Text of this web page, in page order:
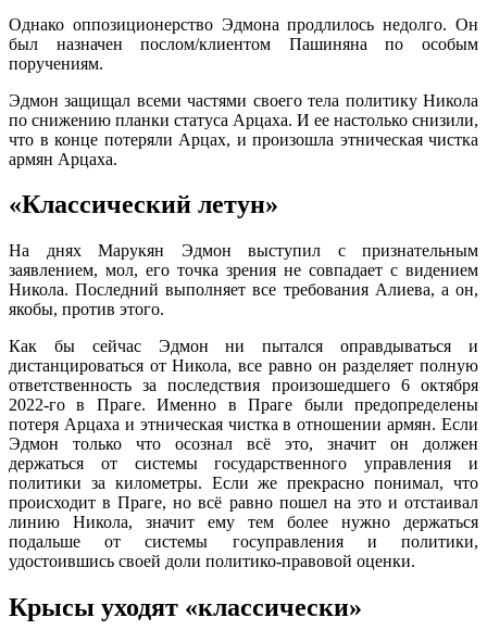
Однако оппозиционерство Эдмона продлилось недолго. Он
был назначен послом/клиентом Пашиняна по особым
поручениям.
Эдмон защищал всеми частями своего тела политику Никола
по снижению планки статуса Арцаха. И ее настолько снизили,
что в конце потеряли Арцах, и произошла этническая чистка
армян Арцаха.
«Классический летун»
На днях Марукян Эдмон выступил с признательным
заявлением, мол, его точка зрения не совпадает с видением
Никола. Последний выполняет все требования Алиева, а он,
якобы, против этого.
Как бы сейчас Эдмон ни пытался оправдываться и
дистанцироваться от Никола, все равно он разделяет полную
ответственность за последствия произошедшего 6 октября
2022-го в Праге. Именно в Праге были предопределены
потеря Арцаха и этническая чистка в отношении армян. Если
Эдмон только что осознал всё это, значит он должен
держаться от системы государственного управления и
политики за километры. Если же прекрасно понимал, что
происходит в Праге, но всё равно пошел на это и отстаивал
линию Никола, значит ему тем более нужно держаться
подальше от системы госуправления и политики,
удостоившись своей доли политико-правовой оценки.
Крысы уходят «классически»